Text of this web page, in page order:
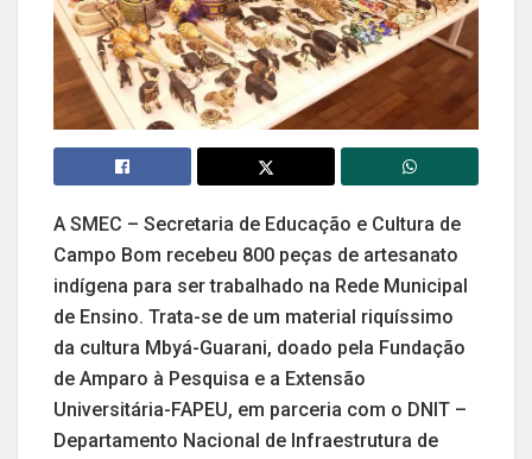
A SMEC – Secretaria de Educação e Cultura de
Campo Bom recebeu 800 peças de artesanato
indígena para ser trabalhado na Rede Municipal
de Ensino. Trata-se de um material riquíssimo
da cultura Mbyá-Guarani, doado pela Fundação
de Amparo à Pesquisa e a Extensão
Universitária-FAPEU, em parceria com o DNIT –
Departamento Nacional de Infraestrutura de